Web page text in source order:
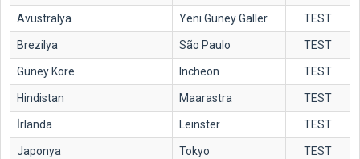
Avustralya Yeni Güney Galler TEST
Brezilya São Paulo TEST
Güney Kore Incheon TEST
Hindistan Maarastra TEST
İrlanda Leinster TEST
Japonya Tokyo TEST